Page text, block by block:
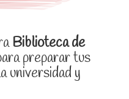
Biblioteca de
preparar tus
universidad y